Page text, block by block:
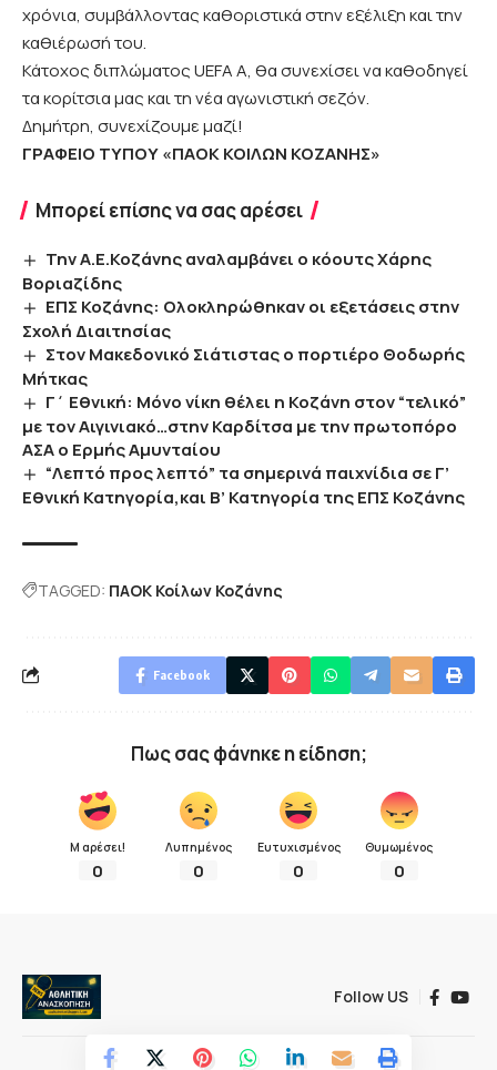
χρόνια, συμβάλλοντας καθοριστικά στην εξέλιξη και την
καθιέρωσή του.
Κάτοχος διπλώματος UEFA A, θα συνεχίσει να καθοδηγεί
τα κορίτσια μας και τη νέα αγωνιστική σεζόν.
Δημήτρη, συνεχίζουμε μαζί!
ΓΡΑΦΕΙΟ ΤΥΠΟΥ «ΠΑΟΚ ΚΟΙΛΩΝ ΚΟΖΑΝΗΣ»
Μπορεί επίσης να σας αρέσει
Την Α.Ε.Κοζάνης αναλαμβάνει ο κόουτς Χάρης
Βοριαζίδης
ΕΠΣ Κοζάνης: Ολοκληρώθηκαν οι εξετάσεις στην
Σχολή Διαιτησίας
Στον Μακεδονικό Σιάτιστας ο πορτιέρο Θοδωρής
Μήτκας
Γ΄ Εθνική: Μόνο νίκη θέλει η Κοζάνη στον “τελικό”
με τον Αιγινιακό…στην Καρδίτσα με την πρωτοπόρο
ΑΣΑ ο Ερμής Αμυνταίου
“Λεπτό προς λεπτό” τα σημερινά παιχνίδια σε Γ’
Εθνική Κατηγορία,και Β’ Κατηγορία της ΕΠΣ Κοζάνης
TAGGED: ΠΑΟΚ Κοίλων Κοζάνης
Facebook
Πως σας φάνηκε η είδηση;
Μ αρέσει!
0
Λυπημένος
0
Ευτυχισμένος
0
Θυμωμένος
0
Follow US
© 2022 Αθλητική ανασκόπηση